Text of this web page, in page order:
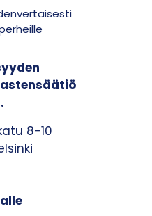
8-10